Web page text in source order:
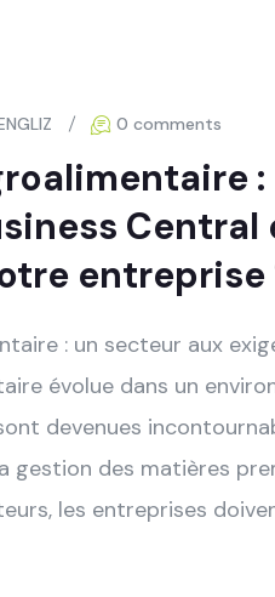
0 comments
entreprise
: un secteur aux
évolue dans un
devenues
gestion des matières
les entreprises